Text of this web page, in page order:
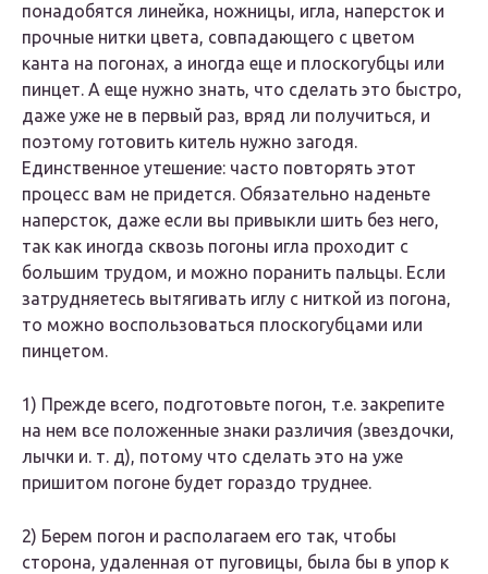
понадобятся линейка, ножницы, игла, наперсток и
прочные нитки цвета, совпадающего с цветом
канта на погонах, а иногда еще и плоскогубцы или
пинцет. А еще нужно знать, что сделать это быстро,
даже уже не в первый раз, вряд ли получиться, и
поэтому готовить китель нужно загодя.
Единственное утешение: часто повторять этот
процесс вам не придется. Обязательно наденьте
наперсток, даже если вы привыкли шить без него,
так как иногда сквозь погоны игла проходит с
большим трудом, и можно поранить пальцы. Если
затрудняетесь вытягивать иглу с ниткой из погона,
то можно воспользоваться плоскогубцами или
пинцетом.
1) Прежде всего, подготовьте погон, т.е. закрепите
на нем все положенные знаки различия (звездочки,
лычки и. т. д), потому что сделать это на уже
пришитом погоне будет гораздо труднее.
2) Берем погон и располагаем его так, чтобы
сторона, удаленная от пуговицы, была бы в упор к